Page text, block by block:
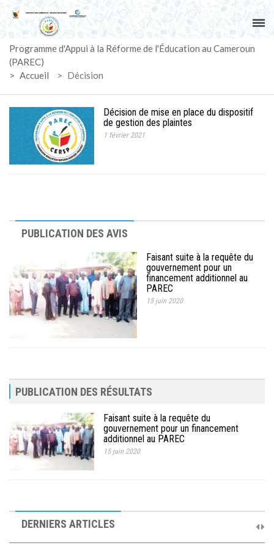
ACCUEIL
PAREC
ACTUALITÉS
ACTIVITÉS
MÉDIA
LANGUES
Programme d'Appui à la Réforme de l'Éducation au Cameroun
(PAREC)
> Accueil > Décision
Décision de mise en place du dispositif
de gestion des plaintes
1 février 2021
PUBLICATION DES AVIS
Faisant suite à la requête du
gouvernement pour un
financement additionnel au
PAREC
15 juin 2020
PUBLICATION DES RÉSULTATS
Faisant suite à la requête du
gouvernement pour un financement
additionnel au PAREC
15 juin 2020
DERNIERS ARTICLES
19 septembre 2025